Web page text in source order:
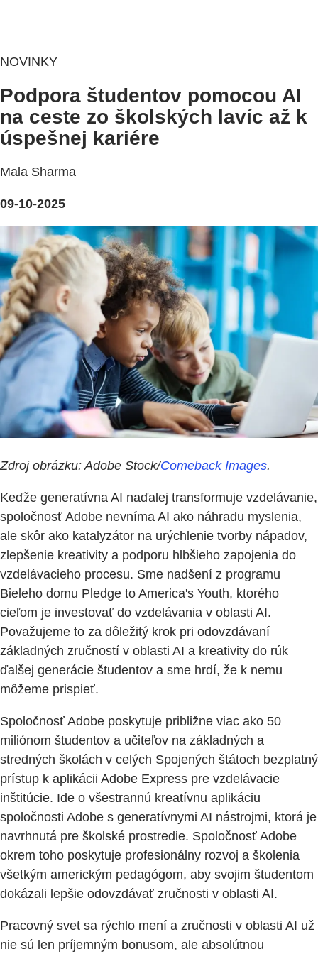
NOVINKY
Podpora študentov pomocou AI
na ceste zo školských lavíc až k
úspešnej kariére
Mala Sharma
09-10-2025
Zdroj obrázku: Adobe Stock/Comeback Images.
Keďže generatívna AI naďalej transformuje vzdelávanie,
spoločnosť Adobe nevníma AI ako náhradu myslenia,
ale skôr ako katalyzátor na urýchlenie tvorby nápadov,
zlepšenie kreativity a podporu hlbšieho zapojenia do
vzdelávacieho procesu. Sme nadšení z programu
Bieleho domu Pledge to America's Youth, ktorého
cieľom je investovať do vzdelávania v oblasti AI.
Považujeme to za dôležitý krok pri odovzdávaní
základných zručností v oblasti AI a kreativity do rúk
ďalšej generácie študentov a sme hrdí, že k nemu
môžeme prispieť.
Spoločnosť Adobe poskytuje približne viac ako 50
miliónom študentov a učiteľov na základných a
stredných školách v celých Spojených štátoch bezplatný
prístup k aplikácii Adobe Express pre vzdelávacie
inštitúcie. Ide o všestrannú kreatívnu aplikáciu
spoločnosti Adobe s generatívnymi AI nástrojmi, ktorá je
navrhnutá pre školské prostredie. Spoločnosť Adobe
okrem toho poskytuje profesionálny rozvoj a školenia
všetkým americkým pedagógom, aby svojim študentom
dokázali lepšie odovzdávať zručnosti v oblasti AI.
Pracovný svet sa rýchlo mení a zručnosti v oblasti AI už
nie sú len príjemným bonusom, ale absolútnou